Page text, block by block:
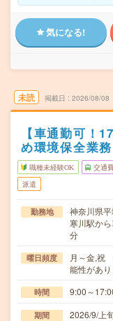
気になる!
未読 掲載日 2026/08/08
【車通勤可！
め環境保全業務
職種未経験OK 交通
派遣
勤務地
神奈川県
寒川駅か
分
曜日頻度
月～金,祝
能性があり
時間 9:00～
期間 2026/9/上